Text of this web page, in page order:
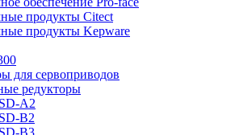
продукты Citect
продукты Kepware
для сервоприводов
редукторы
A2
B2
B3